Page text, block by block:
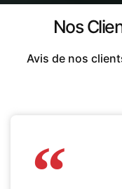
Nos
Avis de nos